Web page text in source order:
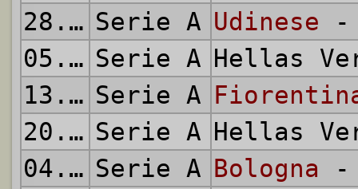
28.02.2016 Serie A Udinese -
05.03.2016 Serie A Hellas
13.03.2016 Serie A
20.03.2016 Serie A Hellas
04.04.2016 Serie A Bologna -